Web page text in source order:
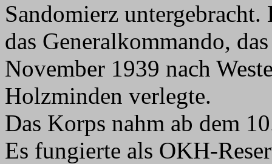
Sandomierz
das Generalkommando,
November 1939 nach
Holzminden verlegte.
Das Korps nahm ab dem
Es fungierte als OKH-